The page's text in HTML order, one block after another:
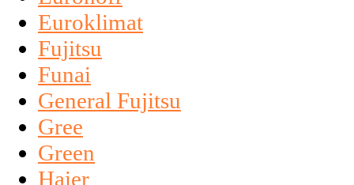
Euroklimat
Fujitsu
Funai
General Fujitsu
Gree
Green
Haier